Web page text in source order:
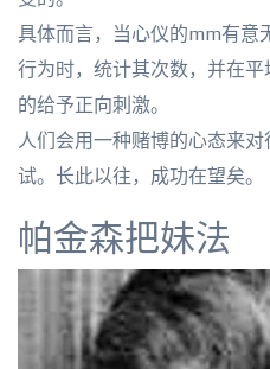
具体而言，当心仪的mm有意
行为时，统计其次数，并在
的给予正向刺激。
人们会用一种赌博的心态来
试。长此以往，成功在望矣。
帕金森把妹法